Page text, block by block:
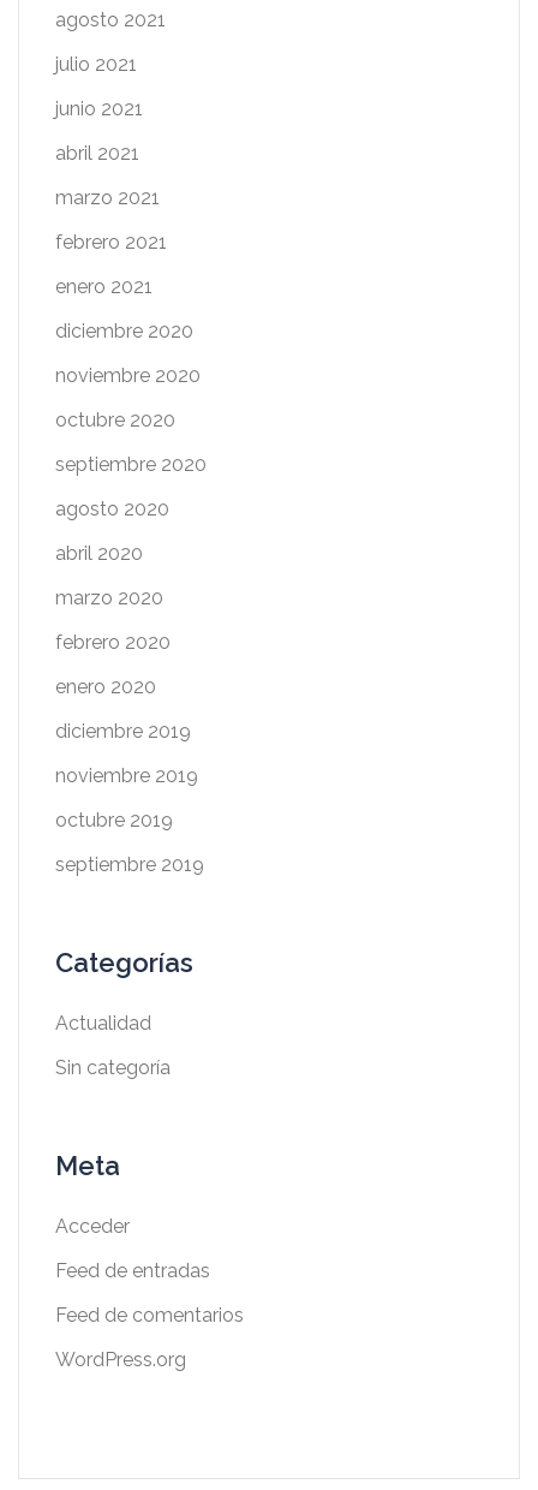
agosto 2021
julio 2021
junio 2021
abril 2021
marzo 2021
febrero 2021
enero 2021
diciembre 2020
noviembre 2020
octubre 2020
septiembre 2020
agosto 2020
abril 2020
marzo 2020
febrero 2020
enero 2020
diciembre 2019
noviembre 2019
octubre 2019
septiembre 2019
Categorías
Actualidad
Sin categoría
Meta
Acceder
Feed de entradas
Feed de comentarios
WordPress.org